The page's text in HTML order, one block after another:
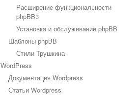
Расширение функциональности
phpBB3
Установка и обслуживание phpBB
Шаблоны phpBB
Стили Трушкина
WordPress
Документация Wordpress
Статьи Wordpress